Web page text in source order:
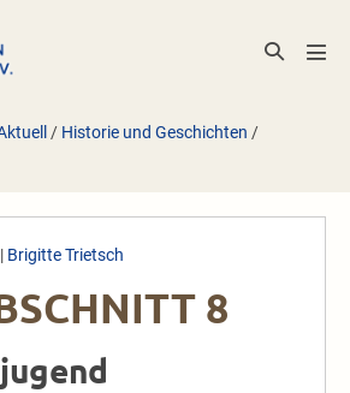
Suche-
/ Historie und Geschichten /
| Brigitte Trietsch
8